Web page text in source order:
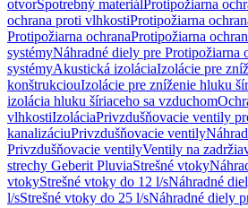
otvorSpotrebný materiálProtipožiarna
ochrana proti vlhkostiProtipožiarna
Protipožiarna ochranaProtipožiarna
systémyNáhradné diely pre Protipožiarna
systémyAkustická izoláciaIzolácie pre
konštrukciouIzolácie pre zníženie hluku
izolácia hluku šíriaceho sa vzduchom
vlhkostiIzoláciaPrivzdušňovacie ventily
kanalizáciuPrivzdušňovacie ventily
Privzdušňovacie ventilyVentily na
strechy Geberit PluviaStrešné vtoky
vtokyStrešné vtoky do 12 l/sNáhradné
l/sStrešné vtoky do 25 l/sNáhradné diely